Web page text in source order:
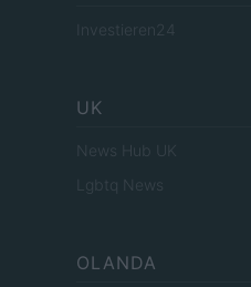
Investieren24
UK
News Hub UK
Lgbtq News
OLANDA